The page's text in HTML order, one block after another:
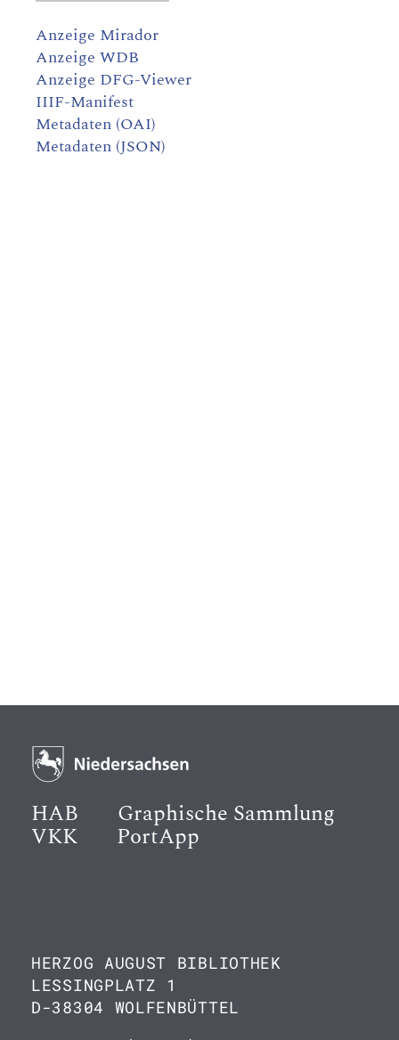
Anzeige Mirador
Anzeige WDB
Anzeige DFG-Viewer
IIIF-Manifest
Metadaten (OAI)
Metadaten (JSON)
HAB Graphische Sammlung
VKK PortApp
HERZOG AUGUST BIBLIOTHEK
LESSINGPLATZ 1
D-38304 WOLFENBÜTTEL